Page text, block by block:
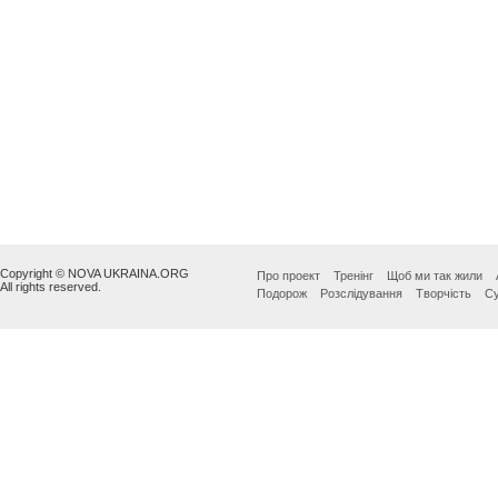
Copyright © NOVA UKRAINA.ORG
All rights reserved.
Про проект Тренінг Щоб ми так жили
Подорож
Розслідування Творчість